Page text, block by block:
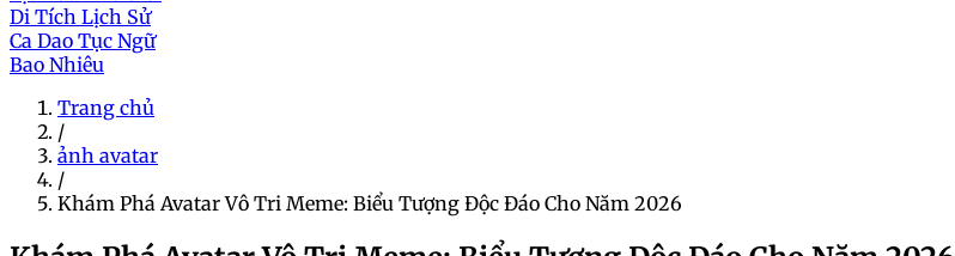
Di Tích Lịch Sử
Ca Dao Tục Ngữ
Bao Nhiêu
Trang chủ
/
ảnh avatar
/
Khám Phá Avatar Vô Tri Meme: Biểu Tượng Độc Đáo Cho Năm 2026